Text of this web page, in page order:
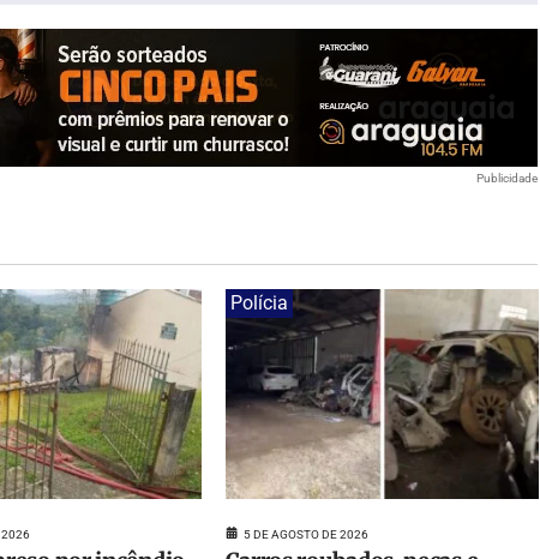
Publicidade
2026
Polícia
5 DE AGOSTO DE 2026